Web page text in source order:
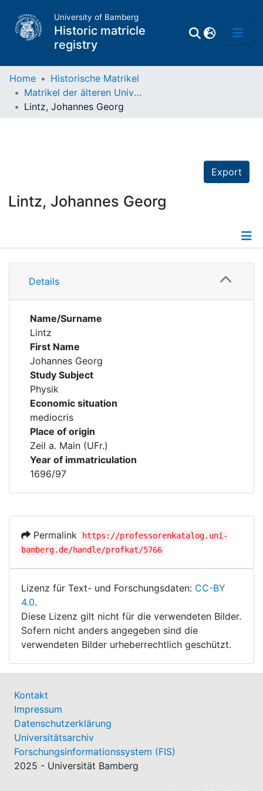
University of Bamberg
Historic matricle
registry
Matrikel
Home
Historische Matrikel
Matrikel der älteren Universität
Lintz, Johannes Georg
Export
Lintz, Johannes Georg
Details
Details
Name/Surname
Lintz
First Name
Johannes Georg
Study Subject
Physik
Economic situation
mediocris
Place of origin
Zeil a. Main (UFr.)
Year of immatriculation
1696/97
Permalink
https://professorenkatalog.uni-
bamberg.de/handle/profkat/5766
Lizenz für Text- und Forschungsdaten: CC-BY
4.0.
Diese Lizenz gilt nicht für die verwendeten Bilder.
Sofern nicht anders angegeben sind die
verwendeten Bilder urheberrechtlich geschützt.
Kontakt
Impressum
Datenschutzerklärung
Universitätsarchiv
Forschungsinformationssystem (FIS)
2025 - Universität Bamberg